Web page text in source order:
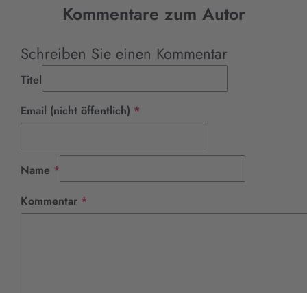
Kommentare zum Autor
Schreiben Sie einen Kommentar
Titel
Email (nicht öffentlich) *
Name *
Kommentar *